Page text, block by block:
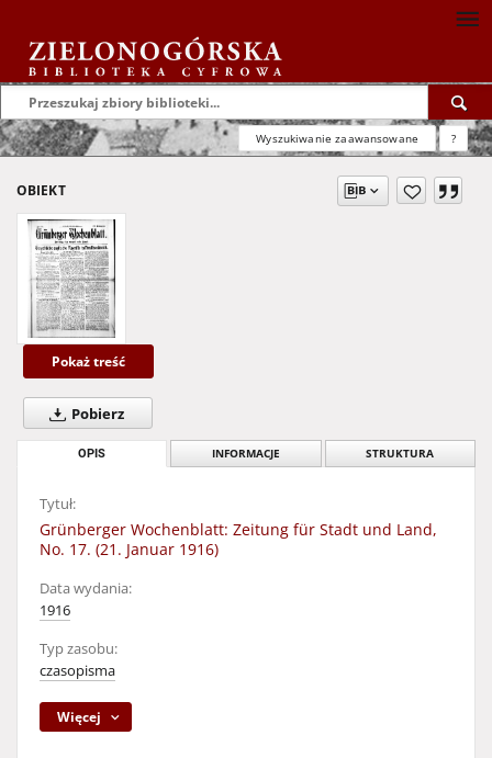
Wyszukiwanie zaawansowane ?
OBIEKT
Pokaż treść
Pobierz
OPIS INFORMACJE STRUKTURA
Tytuł:
Grünberger Wochenblatt: Zeitung für Stadt und Land,
No. 17. (21. Januar 1916)
Data wydania:
1916
Typ zasobu:
czasopisma
Więcej